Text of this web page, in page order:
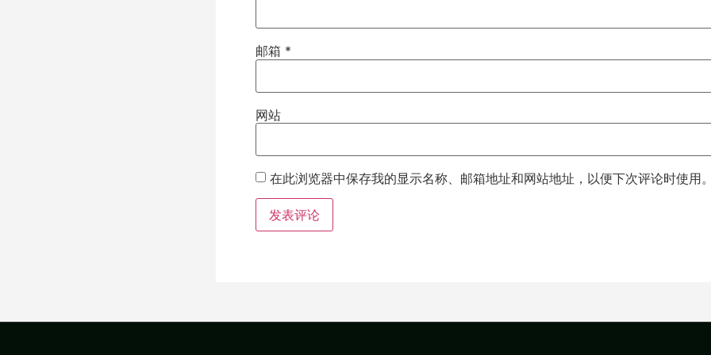
邮箱 *
网站
在此浏览器中保存我的显示名称、邮箱地址和网站地址，以便下次评论时使用